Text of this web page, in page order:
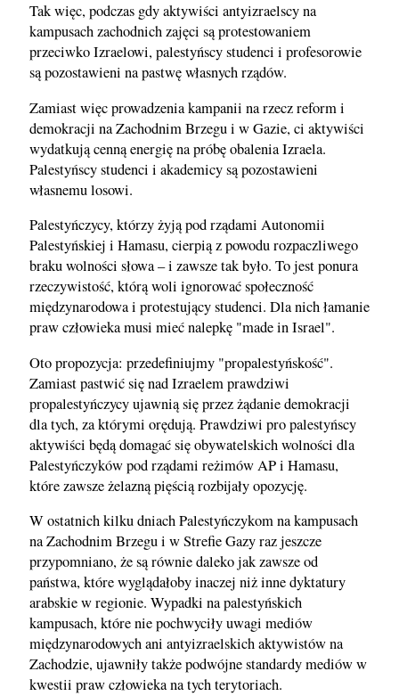
Tak więc, podczas gdy aktywiści antyizraelscy na
kampusach zachodnich zajęci są protestowaniem
przeciwko Izraelowi, palestyńscy studenci i profesorowie
są pozostawieni na pastwę własnych rządów.
Zamiast więc prowadzenia kampanii na rzecz reform i
demokracji na Zachodnim Brzegu i w Gazie, ci aktywiści
wydatkują cenną energię na próbę obalenia Izraela.
Palestyńscy studenci i akademicy są pozostawieni
własnemu losowi.
Palestyńczycy, którzy żyją pod rządami Autonomii
Palestyńskiej i Hamasu, cierpią z powodu rozpaczliwego
braku wolności słowa – i zawsze tak było. To jest ponura
rzeczywistość, którą woli ignorować społeczność
międzynarodowa i protestujący studenci. Dla nich łamanie
praw człowieka musi mieć nalepkę "made in Israel".
Oto propozycja: przedefiniujmy "propalestyńskość".
Zamiast pastwić się nad Izraelem prawdziwi
propalestyńczycy ujawnią się przez żądanie demokracji
dla tych, za którymi orędują. Prawdziwi pro palestyńscy
aktywiści będą domagać się obywatelskich wolności dla
Palestyńczyków pod rządami reżimów AP i Hamasu,
które zawsze żelazną pięścią rozbijały opozycję.
W ostatnich kilku dniach Palestyńczykom na kampusach
na Zachodnim Brzegu i w Strefie Gazy raz jeszcze
przypomniano, że są równie daleko jak zawsze od
państwa, które wyglądałoby inaczej niż inne dyktatury
arabskie w regionie. Wypadki na palestyńskich
kampusach, które nie pochwyciły uwagi mediów
międzynarodowych ani antyizraelskich aktywistów na
Zachodzie, ujawniły także podwójne standardy mediów w
kwestii praw człowieka na tych terytoriach.